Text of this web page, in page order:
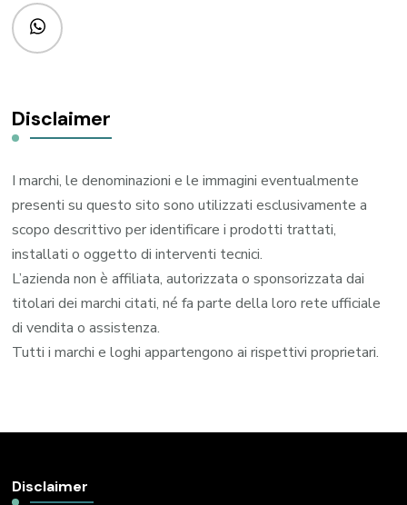
Disclaimer
I marchi, le denominazioni e le immagini eventualmente
presenti su questo sito sono utilizzati esclusivamente a
scopo descrittivo per identificare i prodotti trattati,
installati o oggetto di interventi tecnici.
L’azienda non è affiliata, autorizzata o sponsorizzata dai
titolari dei marchi citati, né fa parte della loro rete ufficiale
di vendita o assistenza.
Tutti i marchi e loghi appartengono ai rispettivi proprietari.
Disclaimer